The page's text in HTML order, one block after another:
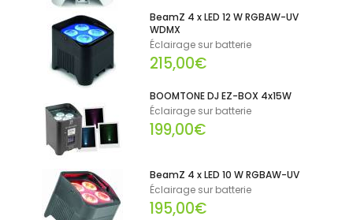
BeamZ 4 x LED 12 W RGBAW-UV
WDMX
Éclairage sur batterie
215,00€
BOOMTONE DJ EZ-BOX 4x15W
Éclairage sur batterie
199,00€
BeamZ 4 x LED 10 W RGBAW-UV
Éclairage sur batterie
195,00€